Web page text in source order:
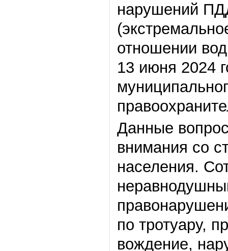
нарушений
отношении
13 июня 2024
Данные
внимания со
населения.
по тротуару,
вождение,